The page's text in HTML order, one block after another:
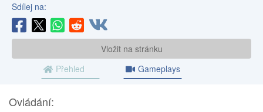
Sdílej na:
Vložit na stránku
Přehled
Gameplays
Ovládání: